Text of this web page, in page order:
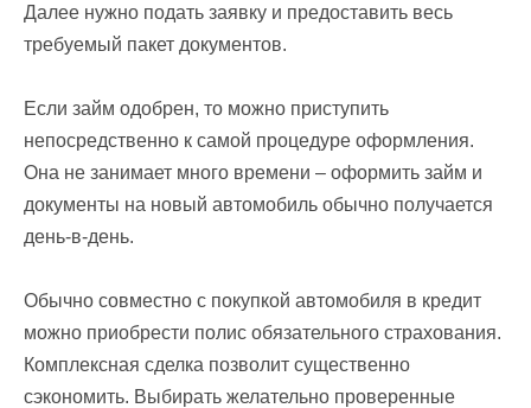
Далее нужно подать заявку и предоставить весь
требуемый пакет документов.
Если займ одобрен, то можно приступить
непосредственно к самой процедуре оформления.
Она не занимает много времени – оформить займ и
документы на новый автомобиль обычно получается
день-в-день.
Обычно совместно с покупкой автомобиля в кредит
можно приобрести полис обязательного страхования.
Комплексная сделка позволит существенно
сэкономить. Выбирать желательно проверенные